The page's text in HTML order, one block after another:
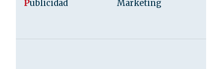
Publicidad Marketing